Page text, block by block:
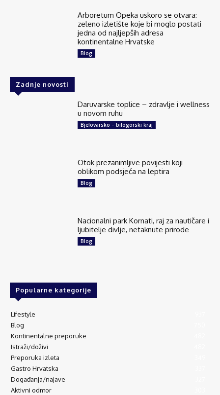
Arboretum Opeka uskoro se otvara:
zeleno izletište koje bi moglo postati
jedna od najljepših adresa
kontinentalne Hrvatske
Blog
Zadnje novosti
Daruvarske toplice – zdravlje i wellness
u novom ruhu
Bjelovarsko – bilogorski kraj
Otok prezanimljive povijesti koji
oblikom podsjeća na leptira
Blog
Nacionalni park Kornati, raj za nautičare i
ljubitelje divlje, netaknute prirode
Blog
Popularne kategorije
Lifestyle
Blog
Kontinentalne preporuke
Istraži/doživi
Preporuka izleta
Gastro Hrvatska
Događanja/najave
Aktivni odmor